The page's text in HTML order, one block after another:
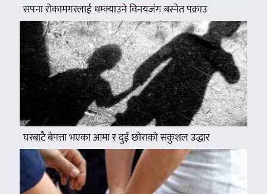
सपना रोकामगरलाई धम्क्याउने विनयजंग बस्नेत पक्राउ
घरबाटै बेपत्ता भएका आमा र दुई छोराको सकुशल उद्धार